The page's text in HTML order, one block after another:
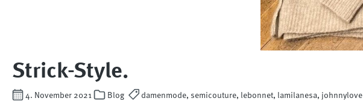
Strick-Style.
4. November 2021 Blog damenmode, semicouture, lebonnet, lamilanesa, johnnylove